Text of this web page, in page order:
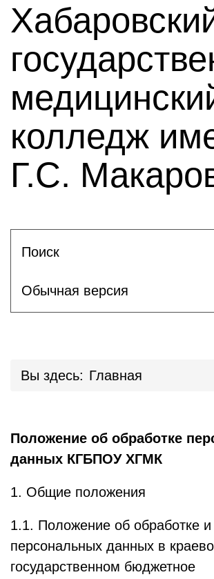
колледж
Г.С.
Поиск
Обычная версия
Вы здесь: Главная
Положение об обработке
данных КГБПОУ ХГМК
1. Общие положения
1.1. Положение об обработке
персональных данных в
государственном бюджетное